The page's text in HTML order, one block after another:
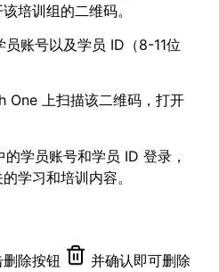
培训组的二维码。
账号以及学员 ID（8-11位
One 上扫描该二维码，打开
学员账号和学员 ID 登录，
学习和培训内容。
除按钮
并确认即可删除